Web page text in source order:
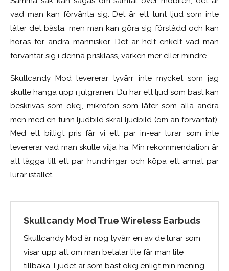
vad man kan förvänta sig. Det är ett tunt ljud som inte
låter det bästa, men man kan göra sig förstådd och kan
höras för andra människor. Det är helt enkelt vad man
förväntar sig i denna prisklass, varken mer eller mindre.
Skullcandy Mod levererar tyvärr inte mycket som jag
skulle hänga upp i julgranen. Du har ett ljud som bäst kan
beskrivas som okej, mikrofon som låter som alla andra
men med en tunn ljudbild skral ljudbild (om än förväntat).
Med ett billigt pris får vi ett par in-ear lurar som inte
levererar vad man skulle vilja ha. Min rekommendation är
att lägga till ett par hundringar och köpa ett annat par
lurar istället.
Skullcandy Mod True Wireless Earbuds
Skullcandy Mod är nog tyvärr en av de lurar som
visar upp att om man betalar lite får man lite
tillbaka. Ljudet är som bäst okej enligt min mening